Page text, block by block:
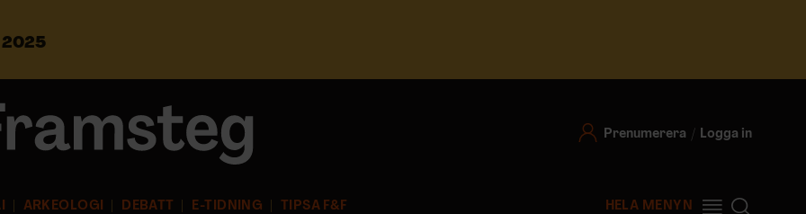
Prenumerera Logga in
ARKEOLOGI DEBATT E-TIDNING TIPSA F&F HELA MENYN
r